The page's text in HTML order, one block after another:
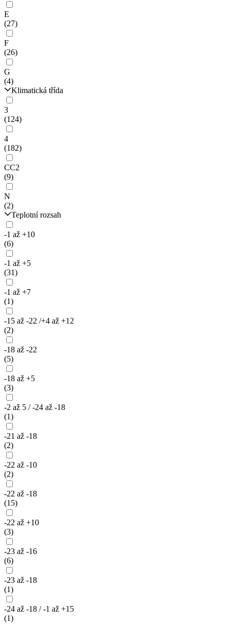
E
(27)
F
(26)
G
(4)
Klimatická třída
3
(124)
4
(182)
CC2
(9)
N
(2)
Teplotní rozsah
-1 až +10
(6)
-1 až +5
(31)
-1 až +7
(1)
-15 až -22 /+4 až +12
(2)
-18 až -22
(5)
-18 až +5
(3)
-2 až 5 / -24 až -18
(1)
-21 až -18
(2)
-22 až -10
(2)
-22 až -18
(15)
-22 až +10
(3)
-23 až -16
(6)
-23 až -18
(1)
-24 až -18 / -1 až +15
(1)